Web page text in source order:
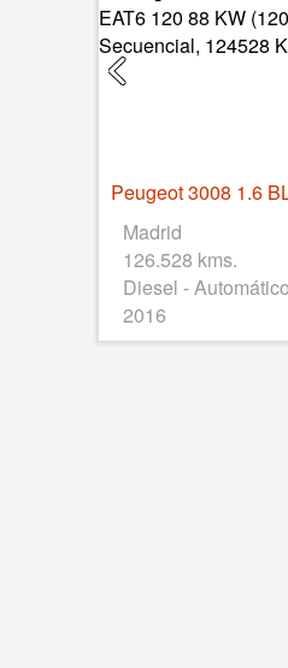
Madrid
126.528 kms.
Diesel - Automático
2016